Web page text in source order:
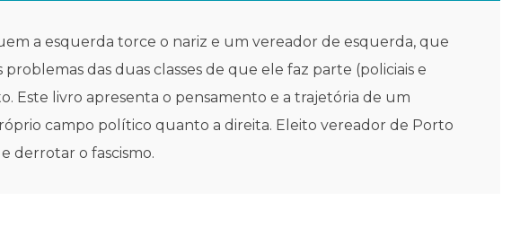
a esquerda torce o nariz e um vereador de esquerda, que
das duas classes de que ele faz parte (policiais e
Este livro apresenta o pensamento e a trajetória de um
campo político quanto a direita. Eleito vereador de Porto
derrotar o fascismo.